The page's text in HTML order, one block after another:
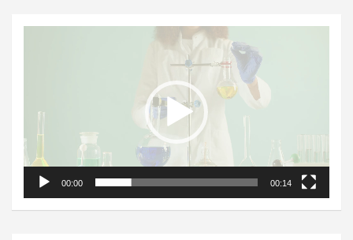
00:00 00:14